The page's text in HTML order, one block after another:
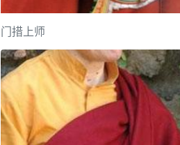
门措上师